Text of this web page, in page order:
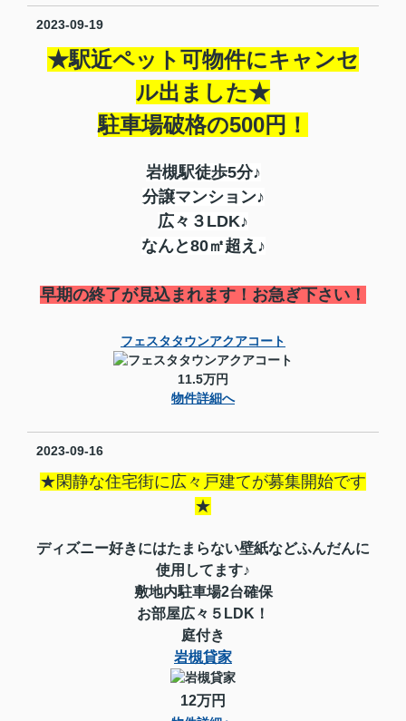
2023-09-19
★駅近ペット可物件にキャンセ
ル出ました★
駐車場破格の500円！
岩槻駅徒歩5分♪
分譲マンション♪
広々３LDK♪
なんと80㎡超え♪
早期の終了が見込まれます！お急ぎ下さい！
フェスタタウンアクアコート
11.5万円
物件詳細へ
2023-09-16
★閑静な住宅街に広々戸建てが募集開始です
★
ディズニー好きにはたまらない壁紙などふんだんに
使用してます♪
敷地内駐車場2台確保
お部屋広々５LDK！
庭付き
岩槻貸家
12万円